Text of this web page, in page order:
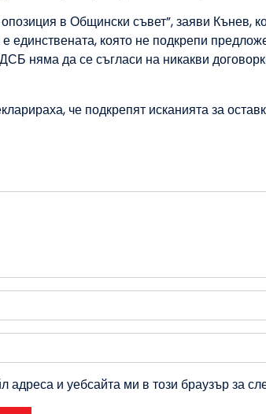
в Общински съвет”, заяви Кънев,
единствената, която не подкрепи
няма да се съгласи на никакви
че подкрепят исканията за
адреса и уебсайта ми в този браузър за